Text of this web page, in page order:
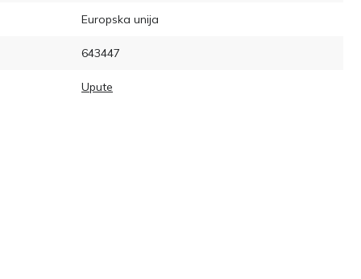
Europska unija
643447
Upute